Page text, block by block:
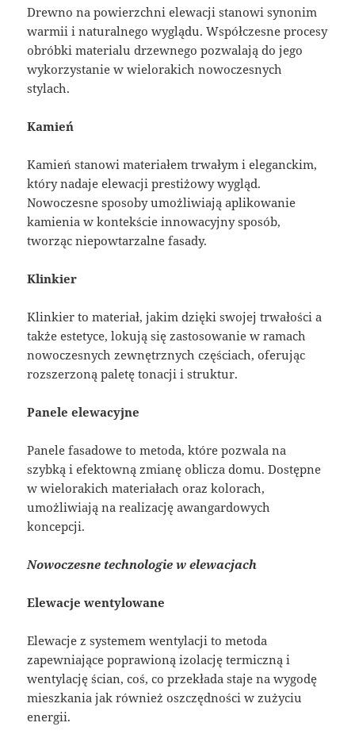
Drewno na powierzchni elewacji stanowi synonim
warmii i naturalnego wyglądu. Współczesne procesy
obróbki materialu drzewnego pozwalają do jego
wykorzystanie w wielorakich nowoczesnych
stylach.
Kamień
Kamień stanowi materiałem trwałym i eleganckim,
który nadaje elewacji prestiżowy wygląd.
Nowoczesne sposoby umożliwiają aplikowanie
kamienia w kontekście innowacyjny sposób,
tworząc niepowtarzalne fasady.
Klinkier
Klinkier to materiał, jakim dzięki swojej trwałości a
także estetyce, lokują się zastosowanie w ramach
nowoczesnych zewnętrznych częściach, oferując
rozszerzoną paletę tonacji i struktur.
Panele elewacyjne
Panele fasadowe to metoda, które pozwala na
szybką i efektowną zmianę oblicza domu. Dostępne
w wielorakich materiałach oraz kolorach,
umożliwiają na realizację awangardowych
koncepcji.
Nowoczesne technologie w elewacjach
Elewacje wentylowane
Elewacje z systemem wentylacji to metoda
zapewniające poprawioną izolację termiczną i
wentylację ścian, coś, co przekłada staje na wygodę
mieszkania jak również oszczędności w zużyciu
energii.